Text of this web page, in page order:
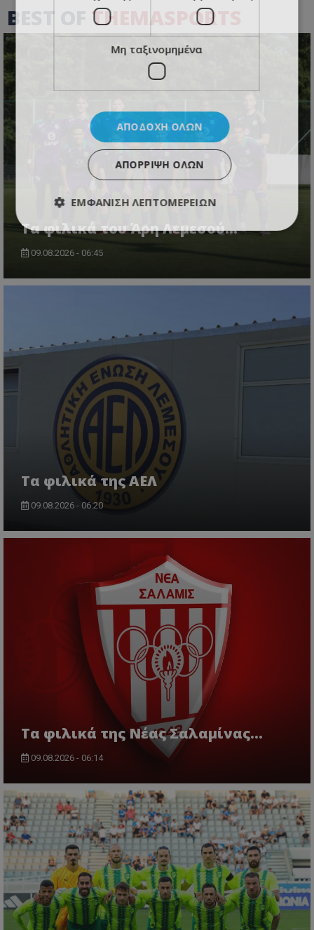
BEST OF THEMASPORTS
Τα φιλικά του Άρη Λεμεσού...
09.08.2026 - 06:45
Τα φιλικά της ΑΕΛ
09.08.2026 - 06:20
Τα φιλικά της Νέας Σαλαμίνας...
09.08.2026 - 06:14
Μη ταξινομημένα
ΑΠΟΔΟΧΉ ΌΛΩΝ
ΑΠΌΡΡΙΨΗ ΌΛΩΝ
ΕΜΦΆΝΙΣΗ ΛΕΠΤΟΜΕΡΕΙΏΝ